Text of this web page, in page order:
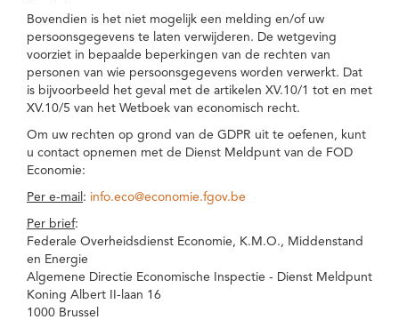
Bovendien is het niet mogelijk een melding en/of uw
persoonsgegevens te laten verwijderen. De wetgeving
voorziet in bepaalde beperkingen van de rechten van
personen van wie persoonsgegevens worden verwerkt. Dat
is bijvoorbeeld het geval met de artikelen XV.10/1 tot en met
XV.10/5 van het Wetboek van economisch recht.
Om uw rechten op grond van de GDPR uit te oefenen, kunt
u contact opnemen met de Dienst Meldpunt van de FOD
Economie:
Per e-mail : info.eco@economie.fgov.be
Per brief:
Federale Overheidsdienst Economie, K.M.O., Middenstand
en Energie
Algemene Directie Economische Inspectie - Dienst Meldpunt
Koning Albert II-laan 16
1000 Brussel